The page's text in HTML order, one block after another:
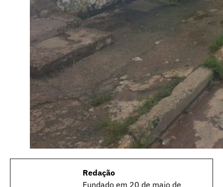
Redação
Fundado em 20 de maio de